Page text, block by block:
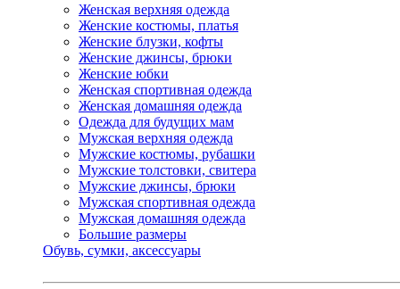
Женская верхняя одежда
Женские костюмы, платья
Женские блузки, кофты
Женские джинсы, брюки
Женские юбки
Женская спортивная одежда
Женская домашняя одежда
Одежда для будущих мам
Мужская верхняя одежда
Мужские костюмы, рубашки
Мужские толстовки, свитера
Мужские джинсы, брюки
Мужская спортивная одежда
Мужская домашняя одежда
Большие размеры
Обувь, сумки, аксессуары